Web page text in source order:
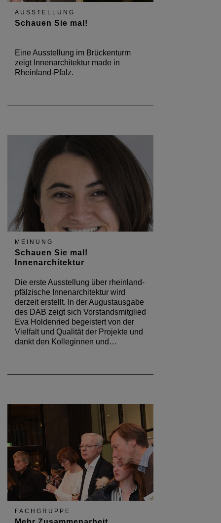
AUSSTELLUNG
Schauen Sie mal!
Eine Ausstellung im Brückenturm
zeigt Innenarchitektur made in
Rheinland-Pfalz.
MEINUNG
Schauen Sie mal!
Innenarchitektur
Die erste Ausstellung über rheinland-
pfälzische Innenarchitektur wird
derzeit erstellt. In der Augustausgabe
des DAB zeigt sich Vorstandsmitglied
Eva Holdenried begeistert von der
Vielfalt und Qualität der Projekte und
dankt den Kolleginnen und…
FACHGRUPPE